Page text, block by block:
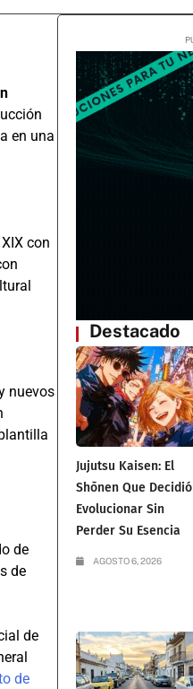
en una
con
nuevos
de
de
de
de
Destacado
Jujutsu Kaisen: El
Shōnen Que Decidió
Evolucionar Sin
Perder Su Esencia
AGOSTO 6, 2026